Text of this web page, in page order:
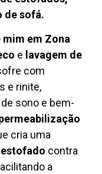
de sofá.
mim em Zona
e lavagem de
com
e rinite,
sono e bem-
cria uma
contra
a